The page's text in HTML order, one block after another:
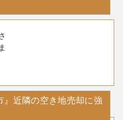
』近隣の空き地売却に強